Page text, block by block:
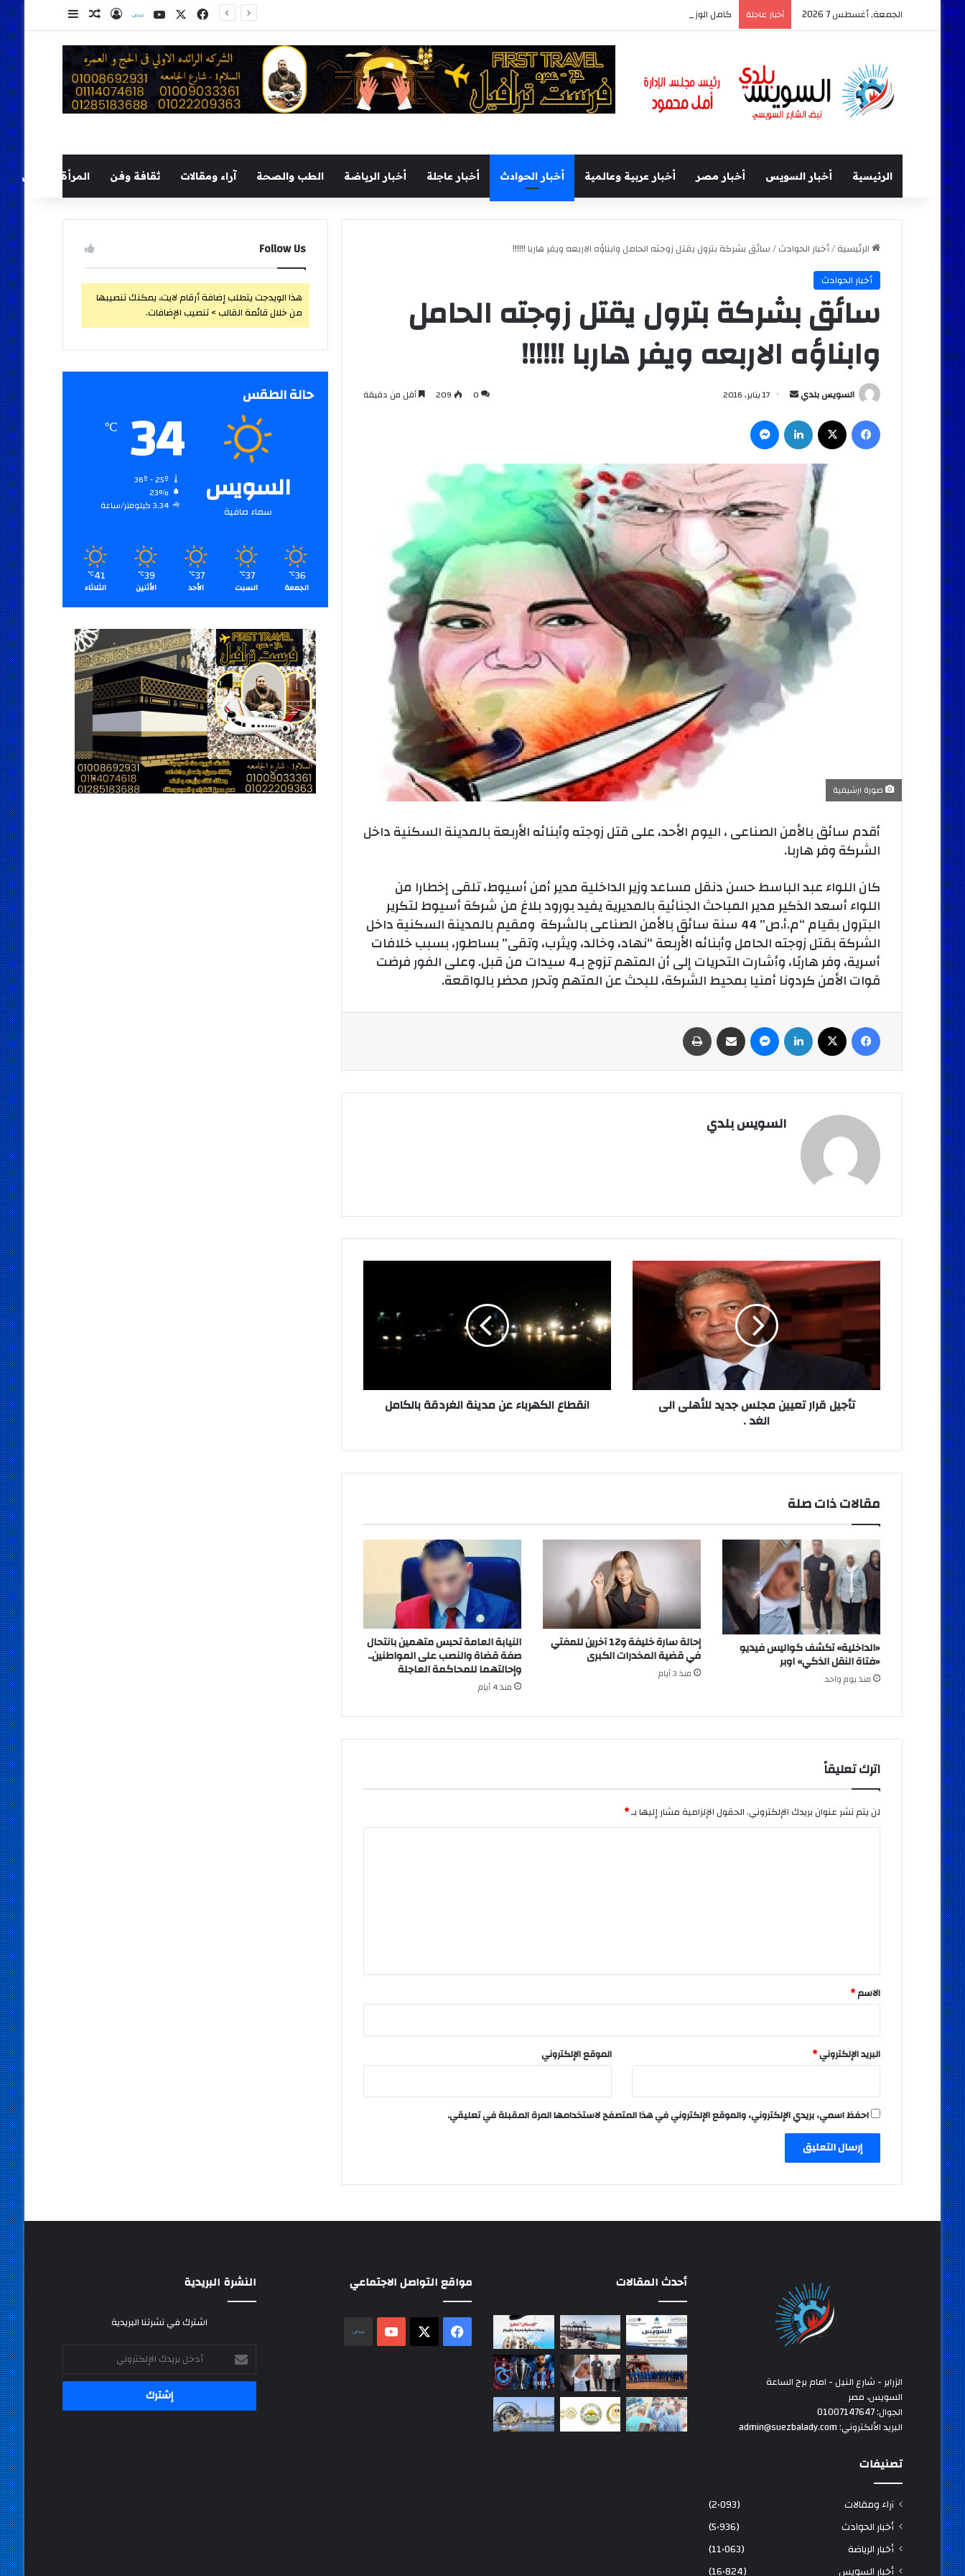
الجمعة, أغسطس 7 2026 أخبار عاجلة كامل الوزير وزير النقل يجري جولة تفقدية بميناء السخنة اليوم فيسبوك
‫X
‫YouTube
نلضتسجيل الدخول
مقال عشوائي
إضافة عمود
الرئيسية أخبار السويس أخبار مصر أخبار عربية وعالمية أخبار الحوادث أخبار عاجلة أخبار الرياضة الطب والصحة آراء ومقالات ثقافة وفن المرأة والطفل
الرئيسية/أخبار الحوادث/سائق بشركة بترول يقتل زوجته الحامل وابناؤه الاربعه ويفر هاربا !!!!!!
أخبار الحوادث
سائق بشركة بترول يقتل زوجته الحامل
وابناؤه الاربعه ويفر هاربا !!!!!!
السويس بلدي
أرسل
إلكترونيا
17 يناير، 2016 0
209 أقل من دقيقة
فيسبوك لينكدإن
صورة ارشيفية
أقدم سائق بالأمن الصناعى ، اليوم الأحد، على قتل زوجته وأبنائه الأربعة بالمدينة السكنية داخل
الشركة وفر هاربا.
كان اللواء عبد الباسط حسن دنقل مساعد وزير الداخلية مدير أمن أسيوط، تلقى إخطارا من
اللواء أسعد الذكير مدير المباحث الجنائية بالمديرية يفيد بورود بلاغ من شركة أسيوط لتكرير
البترول بقيام “م.أ.ص” 44 سنة سائق بالأمن الصناعى بالشركة ومقيم بالمدينة السكنية داخل
الشركة بقتل زوجته الحامل وأبنائه الأربعة “نهاد، وخالد، ويثرب، وتقى” بساطور، بسبب خلافات
أسرية، وفر هاربًا، وأشارت التحريات إلى أن المتهم تزوج بـ4 سيدات من قبل. وعلى الفور فرضت
قوات الأمن كردونا أمنيا بمحيط الشركة، للبحث عن المتهم وتحرر محضر بالواقعة.
فيسبوك لينكدإن ماسنجر مشاركة عبر البريد
السويس بلدي
تأجيل
قرار
تعيين
مجلس
جديد
للأهلى
الى
الغد
.
تأجيل قرار تعيين مجلس جديد للأهلى الى
الغد .
مدينة
الغردقة
بالكامل
انقطاع الكهرباء عن مدينة الغردقة بالكامل
مقالات ذات صلة
«الداخلية» تكشف كواليس فيديو
«فتاة النقل الذكي» اوبر
منذ يوم واحد
إحالة سارة خليفة و12 آخرين للمفتي
في قضية المخدرات الكبرى
منذ 3 أيام
النيابة العامة تحبس متهمين بانتحال
صفة قضاة والنصب على المواطنين..
وإحالتهما للمحاكمة العاجلة
منذ 4 أيام
اترك تعليقاً
لن يتم نشر عنوان بريدك الإلكتروني.الحقول الإلزامية مشار إليها بـ*
*
الاسم*
البريد الإلكتروني* الموقع الإلكتروني
احفظ اسمي، بريدي الإلكتروني، والموقع الإلكتروني في هذا المتصفح لاستخدامها المرة المقبلة في تعليقي.
Follow Us
هذا الويدجت يتطلب إضافة أرقام لايت، يمكنك تنصيبها
من خلال قائمة القالب > تنصيب الإضافات.
حالة الطقس
السويس
سماء صافية
34
℃
23%
3.34 كيلومتر/ساعة
36
℃
الجمعة
37
℃
السبت
37
℃
الأحد
39
℃
الأثنين
41
℃
الثلاثاء
الزراير - شارع النيل - امام برج الساعة
السويس، مصر
الجوال: 01007147647
البريد الألكتروني: admin@suezbalady.com
تصنيفات
آراء ومقالات
(2٬093)
أخبار الحوادث
(5٬936)
أخبار الرياضة
(11٬063)
أخبار السويس
(16٬824)
أحدث المقالات مواقع التواصل الاجتماعي
فيسبوك
‫X
‫YouTube
النشرة البريدية
اشترك في نشرتنا البريدية
أدخل
بريدك
الإلكتروني